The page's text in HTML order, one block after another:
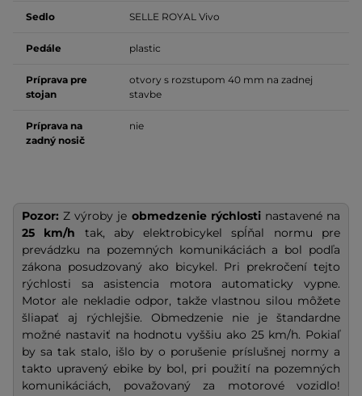
Sedlo SELLE ROYAL Vivo
Pedále plastic
Príprava pre
stojan
otvory s rozstupom 40 mm na zadnej
stavbe
Príprava na
zadný nosič
nie
Pozor: Z výroby je obmedzenie rýchlostinastavené na
25 km/h tak, aby elektrobicykel spĺňal normu pre
prevádzku na pozemných komunikáciách a bol podľa
zákona posudzovaný ako bicykel. Pri prekročení tejto
rýchlosti sa asistencia motora automaticky vypne.
Motor ale nekladie odpor, takže vlastnou silou môžete
šliapať aj rýchlejšie. Obmedzenie nie je štandardne
možné nastaviť na hodnotu vyššiu ako 25 km/h. Pokiaľ
by sa tak stalo, išlo by o porušenie príslušnej normy a
takto upravený ebike by bol, pri použití na pozemných
komunikáciách, považovaný za motorové vozidlo!